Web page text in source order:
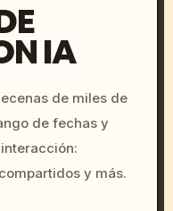
IA
de miles de
de fechas y
y más.